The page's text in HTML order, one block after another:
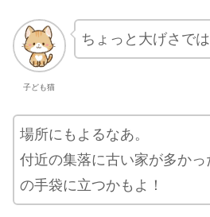
子ども猫
ちょっと大げさで
場所にもよるなあ。
付近の集落に古い家が多かっ
の手袋に立つかもよ！